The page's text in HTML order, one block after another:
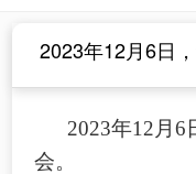
2023年12月6日
2023年12月
会。